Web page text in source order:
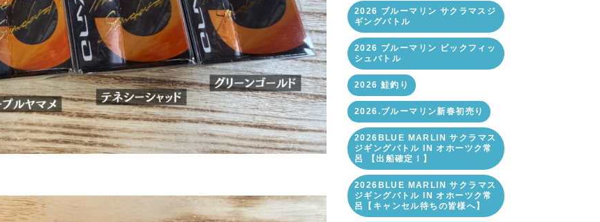
2026 ブルーマリン サクラマスジ
ギングバトル
2026 ブルーマリン ビックフィッ
シュバトル
2026 鮭釣り
2026.ブルーマリン新春初売り
2026BLUE MARLIN サクラマス
ジギングバトル IN オホーツク常
呂 【出船確定！】
2026BLUE MARLIN サクラマス
ジギングバトル IN オホーツク常
呂【キャンセル待ちの皆様へ】